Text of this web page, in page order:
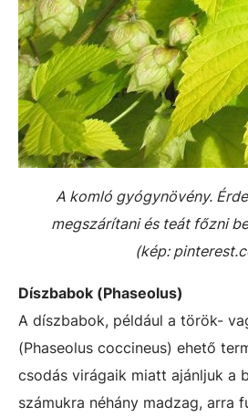
A komló gyógynövény.
megszárítani és teát főzni
(kép:
Díszbabok (Phaseolus)
A díszbabok, például a török-
(Phaseolus coccineus) ehető
csodás virágaik miatt ajánljuk a
számukra néhány madzag, arra